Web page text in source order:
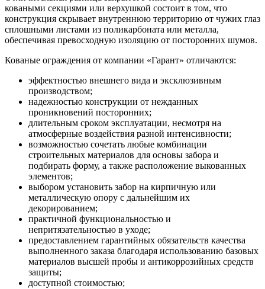
коваными секциями или верхушкой состоит в том, что
конструкция скрывает внутреннюю территорию от чужих глаз
сплошными листами из поликарбоната или металла,
обеспечивая превосходную изоляцию от посторонних шумов.
Кованые ограждения от компании «Гарант» отличаются:
эффектностью внешнего вида и эксклюзивным
производством;
надежностью конструкции от нежданных
проникновений посторонних;
длительным сроком эксплуатации, несмотря на
атмосферные воздействия разной интенсивности;
возможностью сочетать любые комбинации
строительных материалов для основы забора и
подбирать форму, а также расположение выкованных
элементов;
выбором установить забор на кирпичную или
металлическую опору с дальнейшим их
декорированием;
практичной функциональностью и
непритязательностью в уходе;
предоставлением гарантийных обязательств качества
выполненного заказа благодаря использованию базовых
материалов высшей пробы и антикоррозийных средств
защиты;
доступной стоимостью;